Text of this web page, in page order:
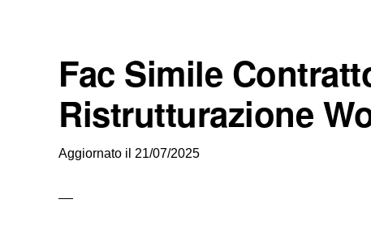
Fac Simile
Ristrutturazione
Aggiornato il 21/07/2025